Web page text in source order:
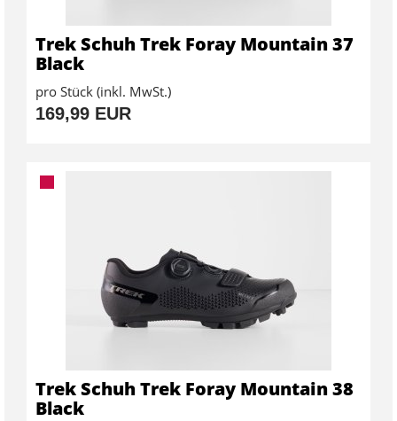
Trek Schuh Trek Foray Mountain 37
Black
pro Stück (inkl. MwSt.)
169,99 EUR
Trek Schuh Trek Foray Mountain 38
Black